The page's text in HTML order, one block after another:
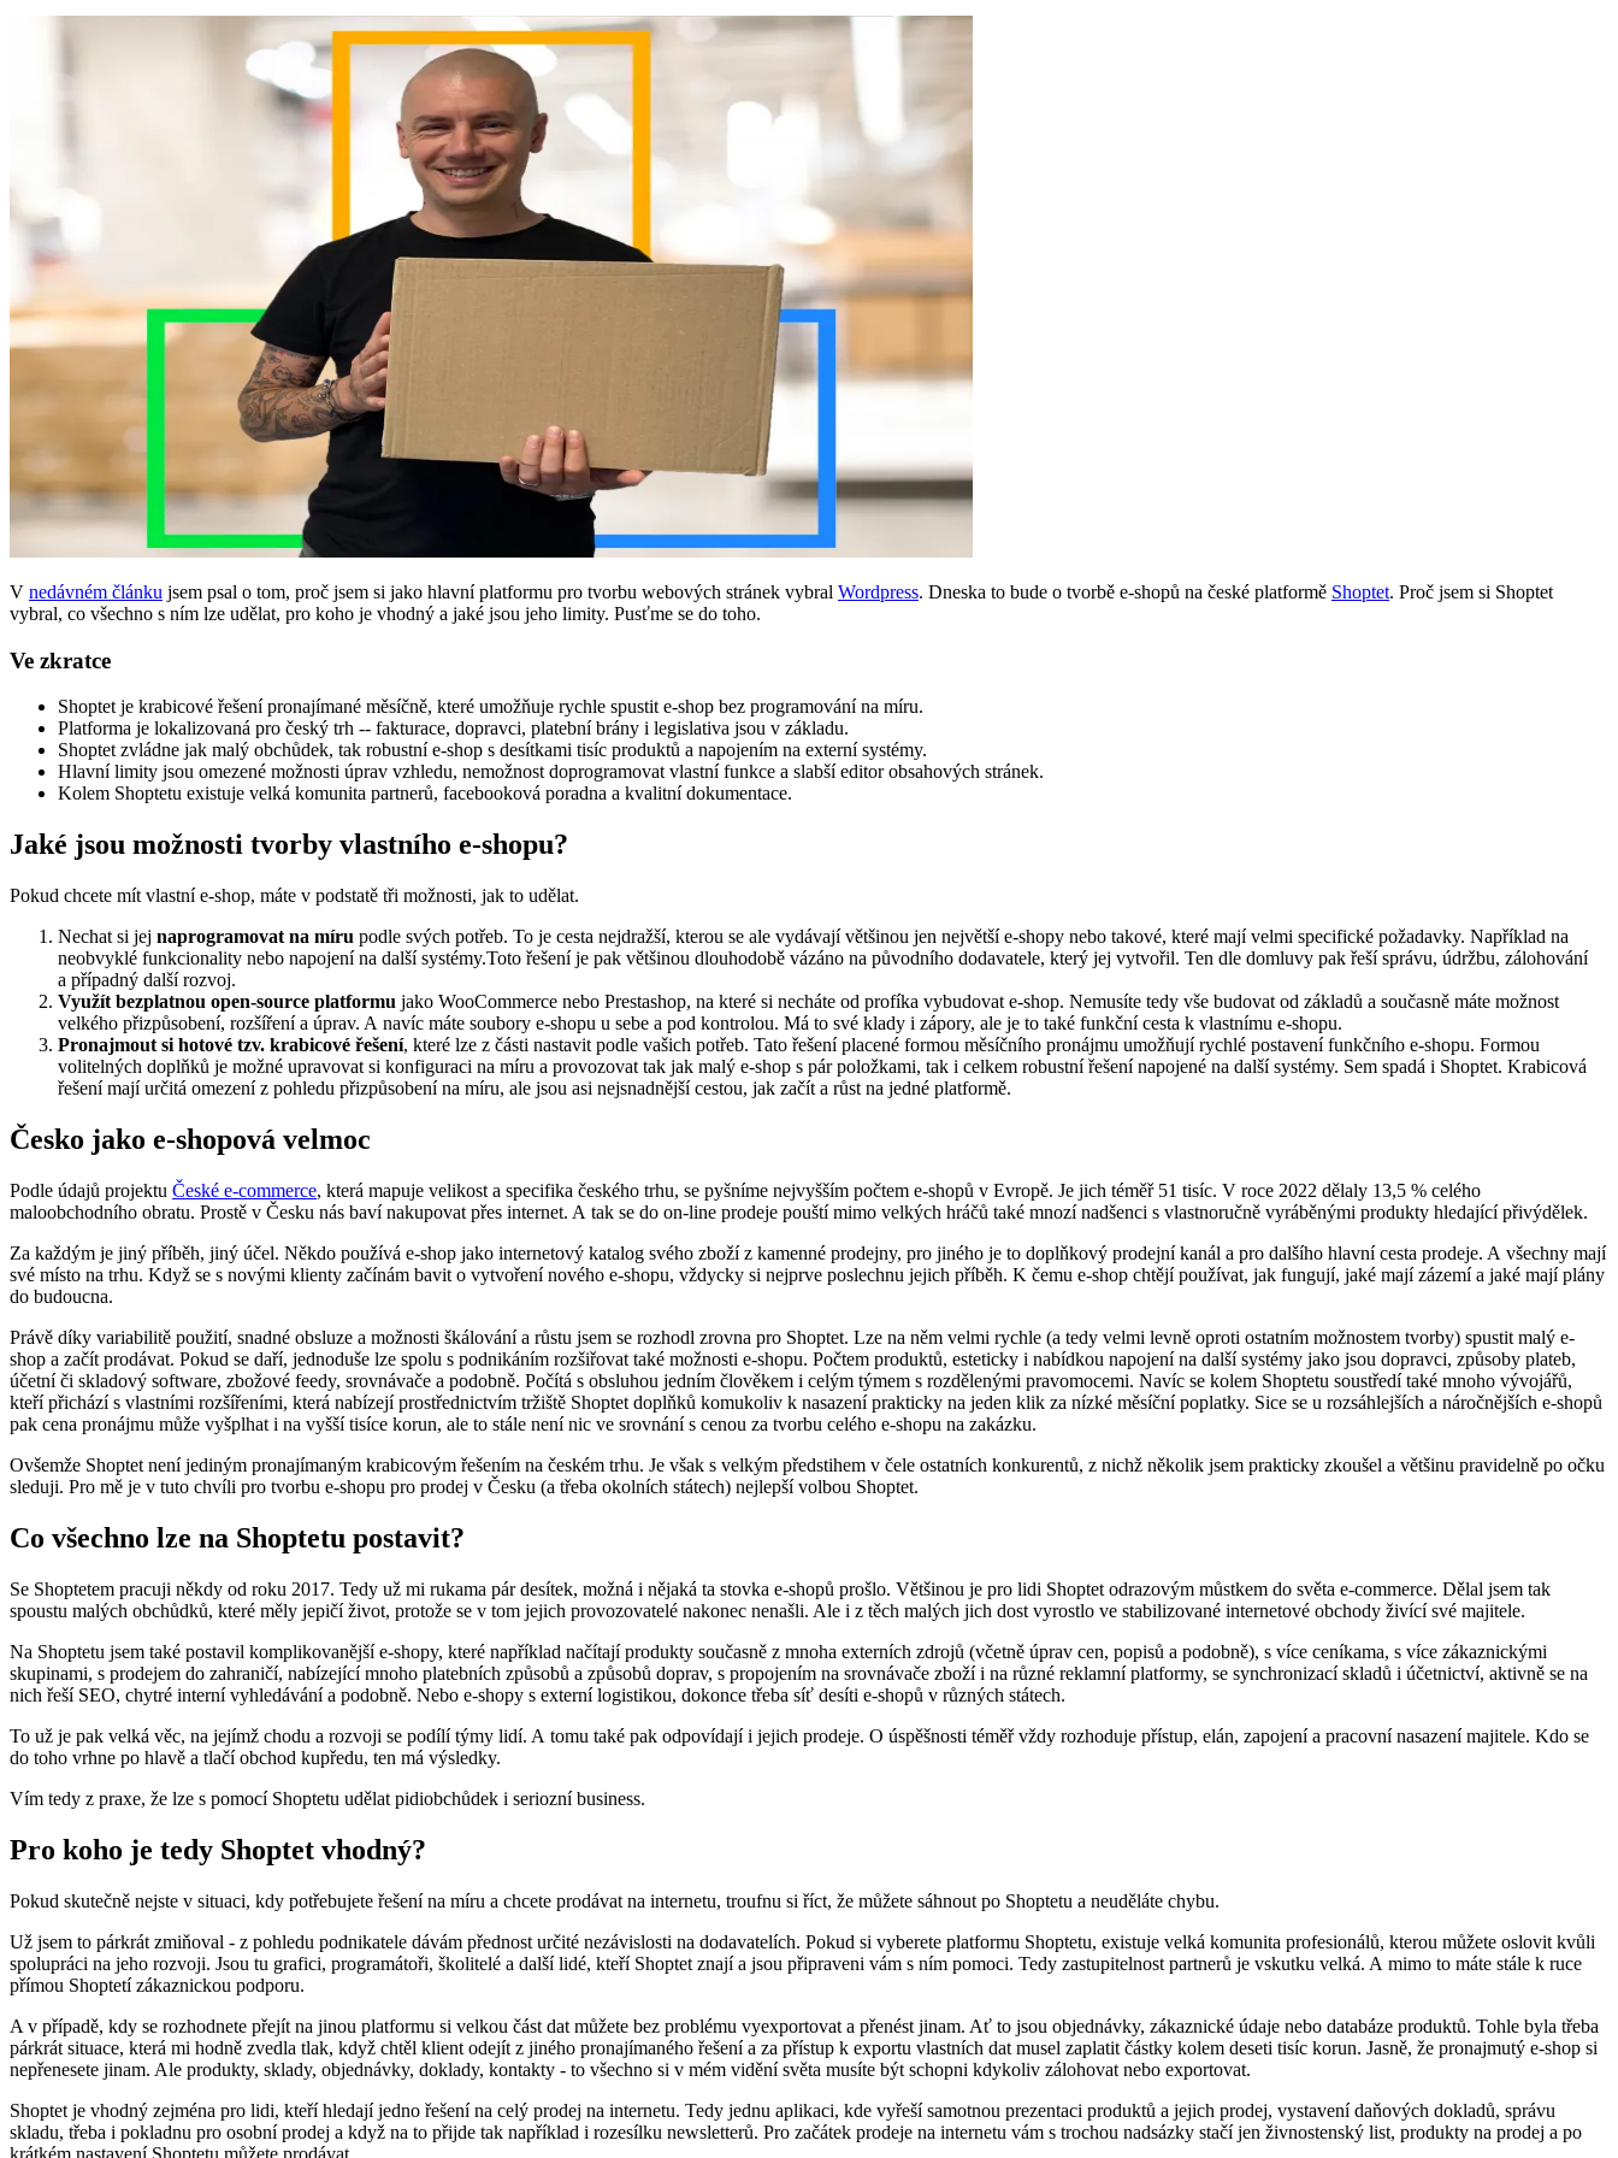
V nedávném článku jsem psal o tom, proč jsem si jako hlavní platformu pro tvorbu webových stránek vybral Wordpress. Dneska to bude o tvorbě e-shopů na české platformě Shoptet. Proč jsem si Shoptet
vybral, co všechno s ním lze udělat, pro koho je vhodný a jaké jsou jeho limity. Pusťme se do toho.
Ve zkratce
Shoptet je krabicové řešení pronajímané měsíčně, které umožňuje rychle spustit e-shop bez programování na míru.
Platforma je lokalizovaná pro český trh -- fakturace, dopravci, platební brány i legislativa jsou v základu.
Shoptet zvládne jak malý obchůdek, tak robustní e-shop s desítkami tisíc produktů a napojením na externí systémy.
Hlavní limity jsou omezené možnosti úprav vzhledu, nemožnost doprogramovat vlastní funkce a slabší editor obsahových stránek.
Kolem Shoptetu existuje velká komunita partnerů, facebooková poradna a kvalitní dokumentace.
Jaké jsou možnosti tvorby vlastního e-shopu?
Pokud chcete mít vlastní e-shop, máte v podstatě tři možnosti, jak to udělat.
Nechat si jej naprogramovat na míru podle svých potřeb. To je cesta nejdražší, kterou se ale vydávají většinou jen největší e-shopy nebo takové, které mají velmi specifické požadavky. Například na
neobvyklé funkcionality nebo napojení na další systémy.Toto řešení je pak většinou dlouhodobě vázáno na původního dodavatele, který jej vytvořil. Ten dle domluvy pak řeší správu, údržbu, zálohování
a případný další rozvoj.
Využít bezplatnou open-source platformu jako WooCommerce nebo Prestashop, na které si necháte od profíka vybudovat e-shop. Nemusíte tedy vše budovat od základů a současně máte možnost
velkého přizpůsobení, rozšíření a úprav. A navíc máte soubory e-shopu u sebe a pod kontrolou. Má to své klady i zápory, ale je to také funkční cesta k vlastnímu e-shopu.
Pronajmout si hotové tzv. krabicové řešení, které lze z části nastavit podle vašich potřeb. Tato řešení placené formou měsíčního pronájmu umožňují rychlé postavení funkčního e-shopu. Formou
volitelných doplňků je možné upravovat si konfiguraci na míru a provozovat tak jak malý e-shop s pár položkami, tak i celkem robustní řešení napojené na další systémy. Sem spadá i Shoptet. Krabicová
řešení mají určitá omezení z pohledu přizpůsobení na míru, ale jsou asi nejsnadnější cestou, jak začít a růst na jedné platformě.
Česko jako e-shopová velmoc
Podle údajů projektu České e‑commerce, která mapuje velikost a specifika českého trhu, se pyšníme nejvyšším počtem e‑shopů v Evropě. Je jich téměř 51 tisíc. V roce 2022 dělaly 13,5 % celého
maloobchodního obratu. Prostě v Česku nás baví nakupovat přes internet. A tak se do on-line prodeje pouští mimo velkých hráčů také mnozí nadšenci s vlastnoručně vyráběnými produkty hledající přivýdělek.
Za každým je jiný příběh, jiný účel. Někdo používá e-shop jako internetový katalog svého zboží z kamenné prodejny, pro jiného je to doplňkový prodejní kanál a pro dalšího hlavní cesta prodeje. A všechny mají
své místo na trhu. Když se s novými klienty začínám bavit o vytvoření nového e-shopu, vždycky si nejprve poslechnu jejich příběh. K čemu e-shop chtějí používat, jak fungují, jaké mají zázemí a jaké mají plány
do budoucna.
Právě díky variabilitě použití, snadné obsluze a možnosti škálování a růstu jsem se rozhodl zrovna pro Shoptet. Lze na něm velmi rychle (a tedy velmi levně oproti ostatním možnostem tvorby) spustit malý e-
shop a začít prodávat. Pokud se daří, jednoduše lze spolu s podnikáním rozšiřovat také možnosti e-shopu. Počtem produktů, esteticky i nabídkou napojení na další systémy jako jsou dopravci, způsoby plateb,
účetní či skladový software, zbožové feedy, srovnávače a podobně. Počítá s obsluhou jedním člověkem i celým týmem s rozdělenými pravomocemi. Navíc se kolem Shoptetu soustředí také mnoho vývojářů,
kteří přichází s vlastními rozšířeními, která nabízejí prostřednictvím tržiště Shoptet doplňků komukoliv k nasazení prakticky na jeden klik za nízké měsíční poplatky. Sice se u rozsáhlejších a náročnějších e-shopů
pak cena pronájmu může vyšplhat i na vyšší tisíce korun, ale to stále není nic ve srovnání s cenou za tvorbu celého e-shopu na zakázku.
Ovšemže Shoptet není jediným pronajímaným krabicovým řešením na českém trhu. Je však s velkým předstihem v čele ostatních konkurentů, z nichž několik jsem prakticky zkoušel a většinu pravidelně po očku
sleduji. Pro mě je v tuto chvíli pro tvorbu e-shopu pro prodej v Česku (a třeba okolních státech) nejlepší volbou Shoptet.
Co všechno lze na Shoptetu postavit?
Se Shoptetem pracuji někdy od roku 2017. Tedy už mi rukama pár desítek, možná i nějaká ta stovka e-shopů prošlo. Většinou je pro lidi Shoptet odrazovým můstkem do světa e-commerce. Dělal jsem tak
spoustu malých obchůdků, které měly jepičí život, protože se v tom jejich provozovatelé nakonec nenašli. Ale i z těch malých jich dost vyrostlo ve stabilizované internetové obchody živící své majitele.
Na Shoptetu jsem také postavil komplikovanější e-shopy, které například načítají produkty současně z mnoha externích zdrojů (včetně úprav cen, popisů a podobně), s více ceníkama, s více zákaznickými
skupinami, s prodejem do zahraničí, nabízející mnoho platebních způsobů a způsobů doprav, s propojením na srovnávače zboží i na různé reklamní platformy, se synchronizací skladů i účetnictví, aktivně se na
nich řeší SEO, chytré interní vyhledávání a podobně. Nebo e-shopy s externí logistikou, dokonce třeba síť desíti e-shopů v různých státech.
To už je pak velká věc, na jejímž chodu a rozvoji se podílí týmy lidí. A tomu také pak odpovídají i jejich prodeje. O úspěšnosti téměř vždy rozhoduje přístup, elán, zapojení a pracovní nasazení majitele. Kdo se
do toho vrhne po hlavě a tlačí obchod kupředu, ten má výsledky.
Vím tedy z praxe, že lze s pomocí Shoptetu udělat pidiobchůdek i seriozní business.
Pro koho je tedy Shoptet vhodný?
Pokud skutečně nejste v situaci, kdy potřebujete řešení na míru a chcete prodávat na internetu, troufnu si říct, že můžete sáhnout po Shoptetu a neuděláte chybu.
Už jsem to párkrát zmiňoval - z pohledu podnikatele dávám přednost určité nezávislosti na dodavatelích. Pokud si vyberete platformu Shoptetu, existuje velká komunita profesionálů, kterou můžete oslovit kvůli
spolupráci na jeho rozvoji. Jsou tu grafici, programátoři, školitelé a další lidé, kteří Shoptet znají a jsou připraveni vám s ním pomoci. Tedy zastupitelnost partnerů je vskutku velká. A mimo to máte stále k ruce
přímou Shoptetí zákaznickou podporu.
A v případě, kdy se rozhodnete přejít na jinou platformu si velkou část dat můžete bez problému vyexportovat a přenést jinam. Ať to jsou objednávky, zákaznické údaje nebo databáze produktů. Tohle byla třeba
párkrát situace, která mi hodně zvedla tlak, když chtěl klient odejít z jiného pronajímaného řešení a za přístup k exportu vlastních dat musel zaplatit částky kolem deseti tisíc korun. Jasně, že pronajmutý e-shop si
nepřenesete jinam. Ale produkty, sklady, objednávky, doklady, kontakty - to všechno si v mém vidění světa musíte být schopni kdykoliv zálohovat nebo exportovat.
Shoptet je vhodný zejména pro lidi, kteří hledají jedno řešení na celý prodej na internetu. Tedy jednu aplikaci, kde vyřeší samotnou prezentaci produktů a jejich prodej, vystavení daňových dokladů, správu
skladu, třeba i pokladnu pro osobní prodej a když na to přijde tak například i rozesílku newsletterů. Pro začátek prodeje na internetu vám s trochou nadsázky stačí jen živnostenský list, produkty na prodej a po
krátkém nastavení Shoptetu můžete prodávat.